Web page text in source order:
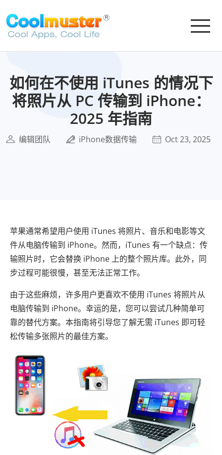
如何在不使用 iTunes 的情况下
将照片从 PC 传输到 iPhone：
2025 年指南
编辑团队 iPhone数据传输 Oct 23, 2025
苹果通常希望用户使用 iTunes 将照片、音乐和电影等文
件从电脑传输到 iPhone。然而，iTunes 有一个缺点：传
输照片时，它会替换 iPhone 上的整个照片库。此外，同
步过程可能很慢，甚至无法正常工作。
由于这些麻烦，许多用户更喜欢不使用 iTunes 将照片从
电脑传输到 iPhone。幸运的是，您可以尝试几种简单可
靠的替代方案。本指南将引导您了解无需 iTunes 即可轻
松传输多张照片的最佳方案。